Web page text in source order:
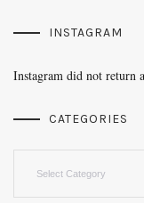
INSTAGRAM
Instagram did not return
CATEGORIES